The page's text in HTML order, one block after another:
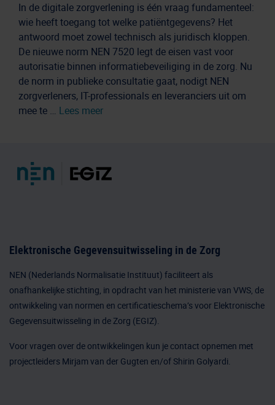
In de digitale zorgverlening is één vraag fundamenteel:
wie heeft toegang tot welke patiëntgegevens? Het
antwoord moet zowel technisch als juridisch kloppen.
De nieuwe norm NEN 7520 legt de eisen vast voor
autorisatie binnen informatiebeveiliging in de zorg. Nu
de norm in publieke consultatie gaat, nodigt NEN
zorgverleners, IT-professionals en leveranciers uit om
mee te … Lees meer
Elektronische Gegevensuitwisseling in de Zorg
NEN (Nederlands Normalisatie Instituut) faciliteert als
onafhankelijke stichting, in opdracht van het ministerie van VWS, de
ontwikkeling van normen en certificatieschema’s voor Elektronische
Gegevensuitwisseling in de Zorg (EGIZ).
Voor vragen over de ontwikkelingen kun je contact opnemen met
projectleiders Mirjam van der Gugten en/of Shirin Golyardi.